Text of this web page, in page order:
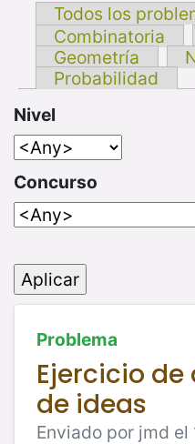
Todos los
Combinatoria
Geometría
Probabilidad
Nivel
Concurso
Problema
Ejercicio
de ideas
Enviado por jmd